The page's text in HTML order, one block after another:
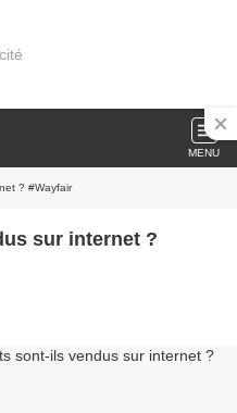
MENU
? #Wayfair
sur internet ?